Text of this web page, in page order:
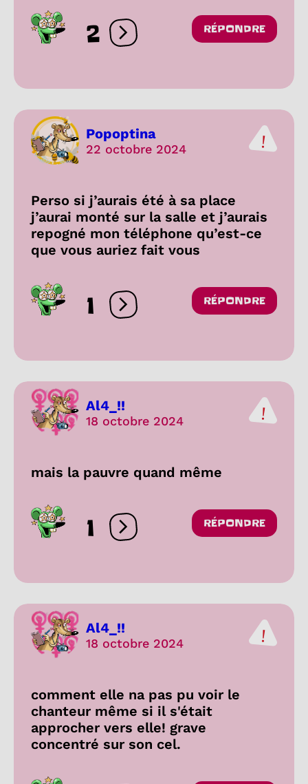
2 Ouvrir les réactions
RÉPONDRE
Popoptina
22 octobre 2024
Perso si j’aurais été à sa place
j’aurai monté sur la salle et j’aurais
repogné mon téléphone qu’est-ce
que vous auriez fait vous
1 Ouvrir les réactions
RÉPONDRE
Al4_!!
18 octobre 2024
mais la pauvre quand même
1 Ouvrir les réactions
RÉPONDRE
Al4_!!
18 octobre 2024
comment elle na pas pu voir le
chanteur même si il s'était
approcher vers elle! grave
concentré sur son cel.